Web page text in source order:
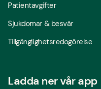
Patientavgifter
Sjukdomar & besvär
Tillgänglighetsredogörelse
Ladda ner vår app